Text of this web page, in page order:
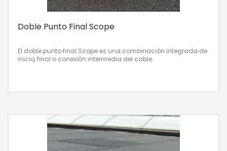
Doble Punto Final Scope
El doble punto final Scope es una combinación integrada de
inicio, final o conexión intermedia del cable.